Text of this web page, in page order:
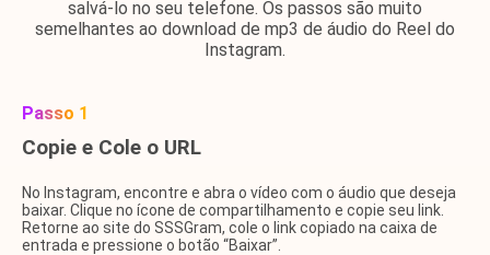
salvá-lo no seu telefone. Os passos são muito
semelhantes ao download de mp3 de áudio do Reel do
Instagram.
Passo 1
Copie e Cole o URL
No Instagram, encontre e abra o vídeo com o áudio que deseja
baixar. Clique no ícone de compartilhamento e copie seu link.
Retorne ao site do SSSGram, cole o link copiado na caixa de
entrada e pressione o botão “Baixar”.